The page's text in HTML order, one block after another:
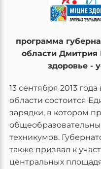
программа
области Дмитрия
здоровье -
13 сентября 2013
области состоится
зарядки, в котором
техникумов.
также призвал к
центральных